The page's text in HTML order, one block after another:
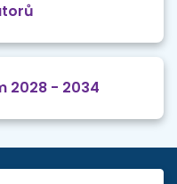
2028 - 2034